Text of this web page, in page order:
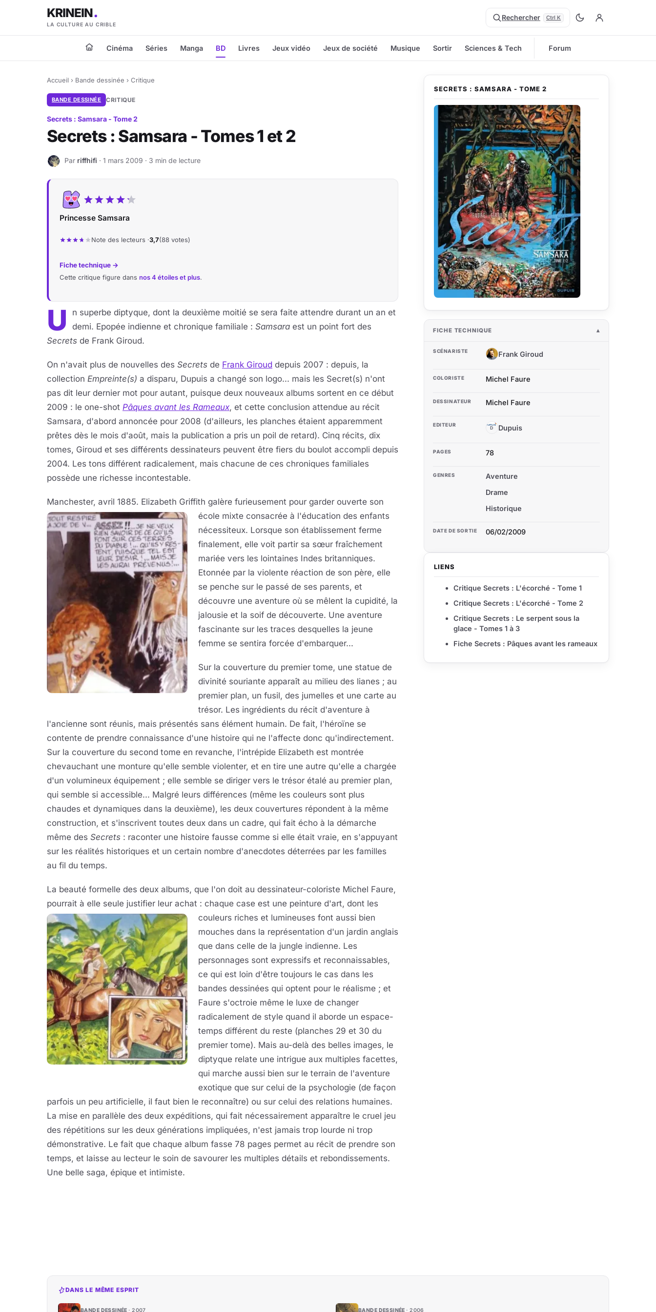
KRINEIN
LA CULTURE AU CRIBLE
Rechercher Ctrl K
Cinéma Séries Manga BD Livres Jeux vidéo Jeux de société Musique Sortir Sciences & Tech Forum
Accueil › Bande dessinée › Critique
BANDE DESSINÉE CRITIQUE
Secrets : Samsara - Tome 2
Secrets : Samsara - Tomes 1 et 2
R Par riffhifi · 1 mars 2009 · 3 min de lecture
Princesse Samsara
Note des lecteurs ·3,7(88 votes)
Fiche technique →
Cette critique figure dans nos 4 étoiles et plus.
U
n superbe diptyque, dont la deuxième moitié se sera faite attendre durant un an et
demi. Epopée indienne et chronique familiale : Samsara est un point fort des
Secrets de Frank Giroud.
On n'avait plus de nouvelles des Secrets de Frank Giroud depuis 2007 : depuis, la
collection Empreinte(s) a disparu, Dupuis a changé son logo... mais les Secret(s) n'ont
pas dit leur dernier mot pour autant, puisque deux nouveaux albums sortent en ce début
2009 : le one-shot Pâques avant les Rameaux, et cette conclusion attendue au récit
Samsara, d'abord annoncée pour 2008 (d'ailleurs, les planches étaient apparemment
prêtes dès le mois d'août, mais la publication a pris un poil de retard). Cinq récits, dix
tomes, Giroud et ses différents dessinateurs peuvent être fiers du boulot accompli depuis
2004. Les tons différent radicalement, mais chacune de ces chroniques familiales
possède une richesse incontestable.
Manchester, avril 1885. Elizabeth Griffith galère furieusement pour garder ouverte son
école mixte consacrée à l'éducation des enfants
nécessiteux. Lorsque son établissement ferme
finalement, elle voit partir sa sœur fraîchement
mariée vers les lointaines Indes britanniques.
Etonnée par la violente réaction de son père, elle
se penche sur le passé de ses parents, et
découvre une aventure où se mêlent la cupidité, la
jalousie et la soif de découverte. Une aventure
fascinante sur les traces desquelles la jeune
femme se sentira forcée d'embarquer...
Sur la couverture du premier tome, une statue de
divinité souriante apparaît au milieu des lianes ; au
premier plan, un fusil, des jumelles et une carte au
trésor. Les ingrédients du récit d'aventure à
l'ancienne sont réunis, mais présentés sans élément humain. De fait, l'héroïne se
contente de prendre connaissance d'une histoire qui ne l'affecte donc qu'indirectement.
Sur la couverture du second tome en revanche, l'intrépide Elizabeth est montrée
chevauchant une monture qu'elle semble violenter, et en tire une autre qu'elle a chargée
d'un volumineux équipement ; elle semble se diriger vers le trésor étalé au premier plan,
qui semble si accessible... Malgré leurs différences (même les couleurs sont plus
chaudes et dynamiques dans la deuxième), les deux couvertures répondent à la même
construction, et s'inscrivent toutes deux dans un cadre, qui fait écho à la démarche
même des Secrets : raconter une histoire fausse comme si elle était vraie, en s'appuyant
sur les réalités historiques et un certain nombre d'anecdotes déterrées par les familles
au fil du temps.
La beauté formelle des deux albums, que l'on doit au dessinateur-coloriste Michel Faure,
pourrait à elle seule justifier leur achat : chaque case est une peinture d'art, dont les
couleurs riches et lumineuses font aussi bien
mouches dans la représentation d'un jardin anglais
que dans celle de la jungle indienne. Les
personnages sont expressifs et reconnaissables,
ce qui est loin d'être toujours le cas dans les
bandes dessinées qui optent pour le réalisme ; et
Faure s'octroie même le luxe de changer
radicalement de style quand il aborde un espace-
temps différent du reste (planches 29 et 30 du
premier tome). Mais au-delà des belles images, le
diptyque relate une intrigue aux multiples facettes,
qui marche aussi bien sur le terrain de l'aventure
exotique que sur celui de la psychologie (de façon
parfois un peu artificielle, il faut bien le reconnaître) ou sur celui des relations humaines.
La mise en parallèle des deux expéditions, qui fait nécessairement apparaître le cruel jeu
des répétitions sur les deux générations impliquées, n'est jamais trop lourde ni trop
démonstrative. Le fait que chaque album fasse 78 pages permet au récit de prendre son
temps, et laisse au lecteur le soin de savourer les multiples détails et rebondissements.
Une belle saga, épique et intimiste.
SECRETS : SAMSARA - TOME 2
FICHE TECHNIQUE
SCÉNARISTE FG Frank Giroud
COLORISTE Michel Faure
DESSINATEUR Michel Faure
EDITEUR D Dupuis
PAGES 78
GENRES
Aventure
Drame
Historique
DATE DE SORTIE 06/02/2009
LIENS
Critique Secrets : L'écorché - Tome 1
Critique Secrets : L'écorché - Tome 2
Critique Secrets : Le serpent sous la
glace - Tomes 1 à 3
Fiche Secrets : Pâques avant les rameaux
DANS LE MÊME ESPRIT
BANDE DESSINÉE 2007 BANDE DESSINÉE 2006